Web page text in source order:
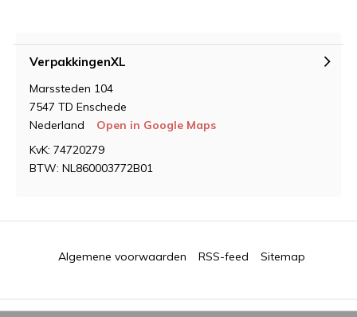
VerpakkingenXL
Marssteden 104
7547 TD Enschede
Nederland
Open in Google Maps
KvK: 74720279
BTW: NL860003772B01
Algemene voorwaarden RSS-feed Sitemap